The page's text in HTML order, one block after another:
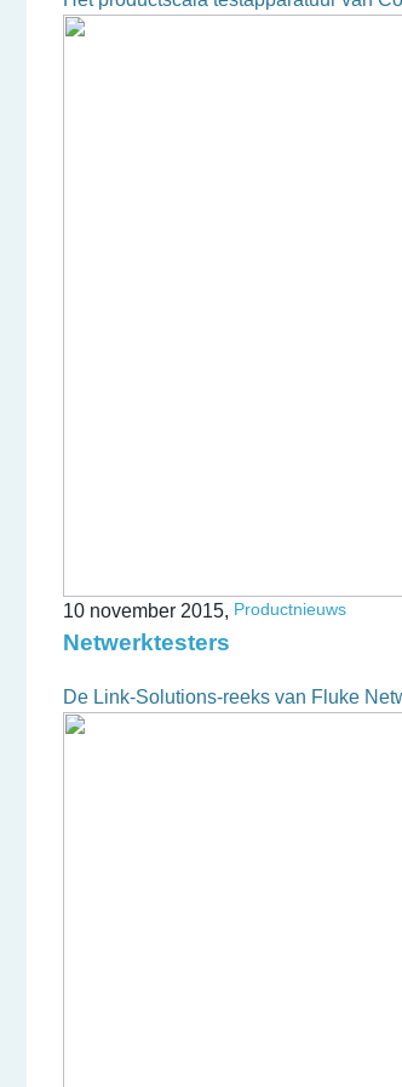
10 november 2015, Productnieuws
Netwerktesters
De Link-Solutions-reeks van Fluke